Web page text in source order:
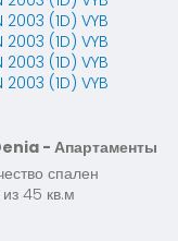
- Апартаменты
спален
45 кв.м